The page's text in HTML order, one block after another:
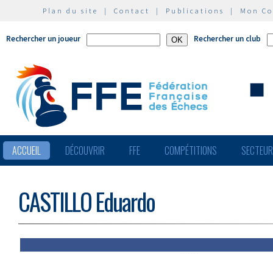
Plan du site | Contact | Publications | Mon
Rechercher un joueur Rechercher un club
ACCUEIL DÉCOUVRIR FFE COMPÉTITIONS
CASTILLO Eduardo